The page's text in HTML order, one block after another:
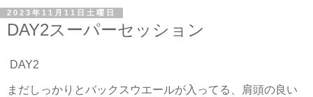
2023年11月11日土曜日
DAY2スーパーセッション
DAY2
まだしっかりとバックスウエールが入ってる、肩頭の良い